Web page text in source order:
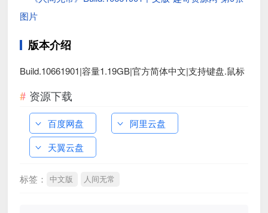
版本介绍
Build.10661901|容量1.19GB|官方简体中文|支持键盘.鼠标
资源下载
百度网盘
阿里云盘
天翼云盘
标签： 中文版 人间无常